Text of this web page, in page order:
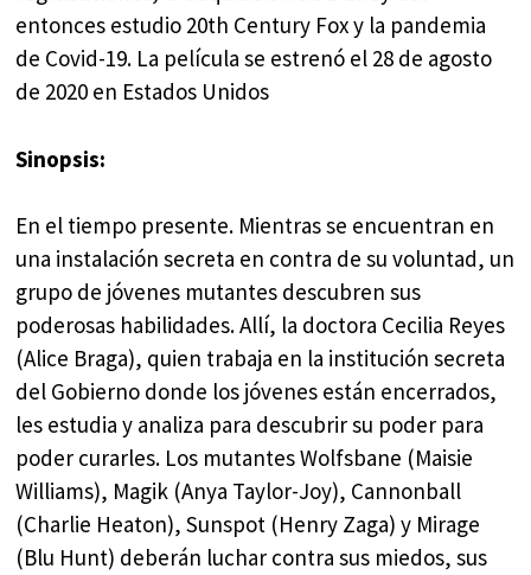
entonces estudio 20th Century Fox y la pandemia
de Covid-19. La película se estrenó el 28 de agosto
de 2020 en Estados Unidos
Sinopsis:
En el tiempo presente. Mientras se encuentran en
una instalación secreta en contra de su voluntad, un
grupo de jóvenes mutantes descubren sus
poderosas habilidades. Allí, la doctora Cecilia Reyes
(Alice Braga), quien trabaja en la institución secreta
del Gobierno donde los jóvenes están encerrados,
les estudia y analiza para descubrir su poder para
poder curarles. Los mutantes Wolfsbane (Maisie
Williams), Magik (Anya Taylor-Joy), Cannonball
(Charlie Heaton), Sunspot (Henry Zaga) y Mirage
(Blu Hunt) deberán luchar contra sus miedos, sus